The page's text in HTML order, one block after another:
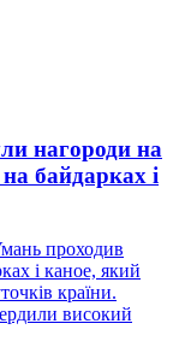
нагороди на
байдарках і
проходив
і каное, який
країни.
високий